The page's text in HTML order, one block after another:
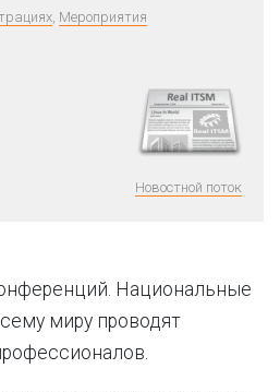
, Мероприятия
Новостной поток
Национальные
миру проводят